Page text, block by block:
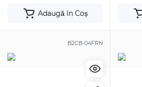
Adaugă în Coș
B2CB-04FRN